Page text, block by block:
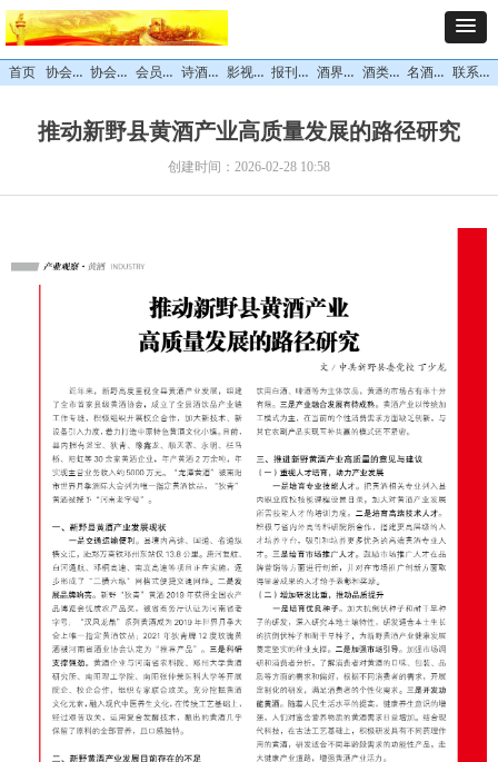
首页 协会概况 协会领导 会员中心 诗酒文化 影视专栏 报刊杂志 酒界精英 酒类专区 名酒风采 联系我们
推动新野县黄酒产业高质量发展的路径研究
创建时间： 2026-02-28 10:58